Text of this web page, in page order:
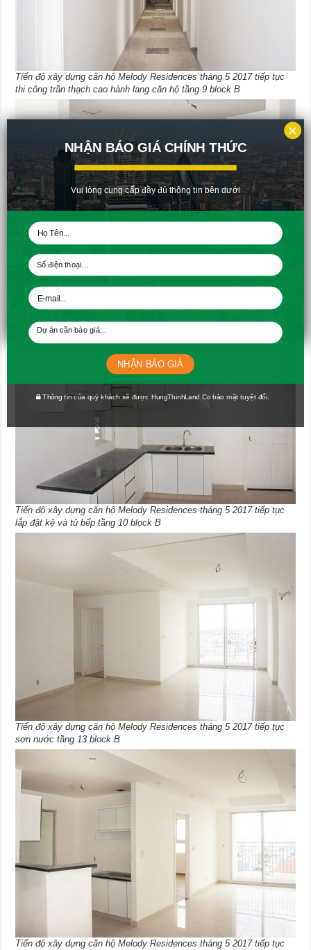
Tiến độ xây dựng căn hộ Melody Residences tháng 5 2017 tiếp tục
thi công trần thạch cao hành lang căn hộ tầng 9 block B
Tiến độ xây dựng căn hộ Melody Residences tháng 5 2017 tiếp tục
lắp đặt kệ và tủ bếp tầng 10 block B
Tiến độ xây dựng căn hộ Melody Residences tháng 5 2017 tiếp tục
lắp đặt kệ và tủ bếp tầng 10 block B
Tiến độ xây dựng căn hộ Melody Residences tháng 5 2017 tiếp tục
sơn nước tầng 13 block B
Tiến độ xây dựng căn hộ Melody Residences tháng 5 2017 tiếp tục
NHẬN BÁO GIÁ CHÍNH THỨC
Vui lòng cung cấp đầy đủ thông tin bên dưới
Thông tin của quý khách sẽ được HungThinhLand.Co bảo mật tuyệt đối.
NHẬN BÁO GIÁ
×